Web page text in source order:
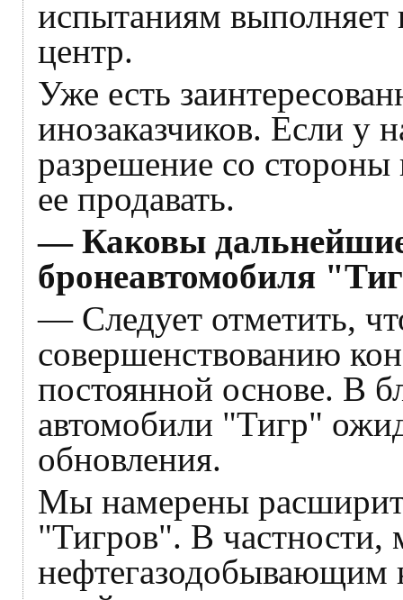
испытаниям
центр.
Уже есть
инозаказчиков. Если у
разрешение со стороны
ее продавать.
— Каковы
бронеавтомобиля
— Следует отметить,
совершенствованию
постоянной основе. В
автомобили "Тигр"
обновления.
Мы намерены
"Тигров". В
нефтегазодобывающим